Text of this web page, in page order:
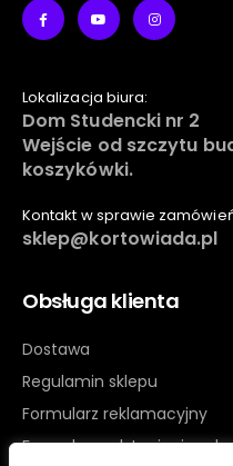
Lokalizacja biura:
Dom Studencki nr 2
Wejście od szczytu
koszykówki.
Kontakt w sprawie
sklep@kortowiada.pl
Obsługa klienta
Dostawa
Regulamin sklepu
Formularz reklamacyjny
Formularz odstąpienia od